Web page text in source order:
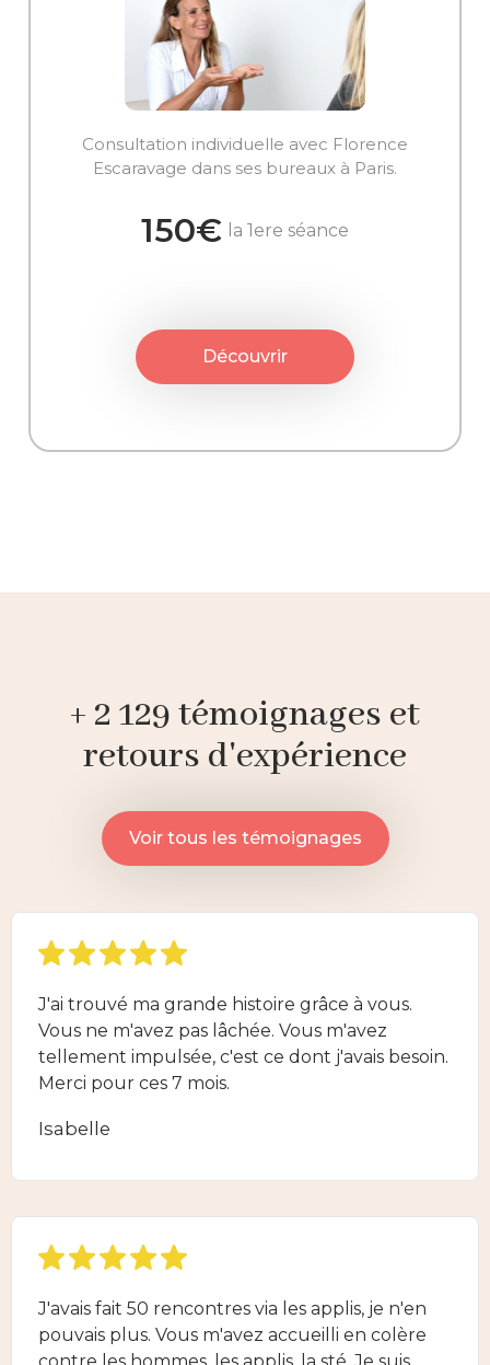
Consultation individuelle avec Florence
Escaravage dans ses bureaux à Paris.
150€ la 1ere séance
Découvrir
+ 2 129 témoignages et
retours d'expérience
Voir tous les témoignages
J'ai trouvé ma grande histoire grâce à vous.
Vous ne m'avez pas lâchée. Vous m'avez
tellement impulsée, c'est ce dont j'avais besoin.
Merci pour ces 7 mois.
Isabelle
J'avais fait 50 rencontres via les applis, je n'en
pouvais plus. Vous m'avez accueilli en colère